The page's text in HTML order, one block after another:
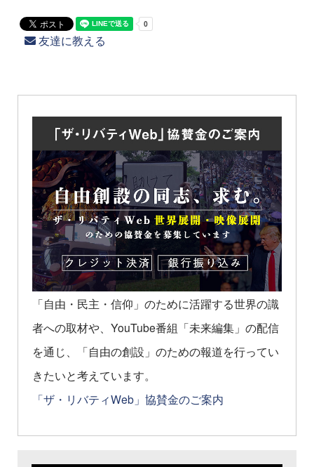
友達に教える
「自由・民主・信仰」のために活躍する世界の識
者への取材や、YouTube番組「未来編集」の配信
を通じ、「自由の創設」のための報道を行ってい
きたいと考えています。
「ザ・リバティWeb」協賛金のご案内